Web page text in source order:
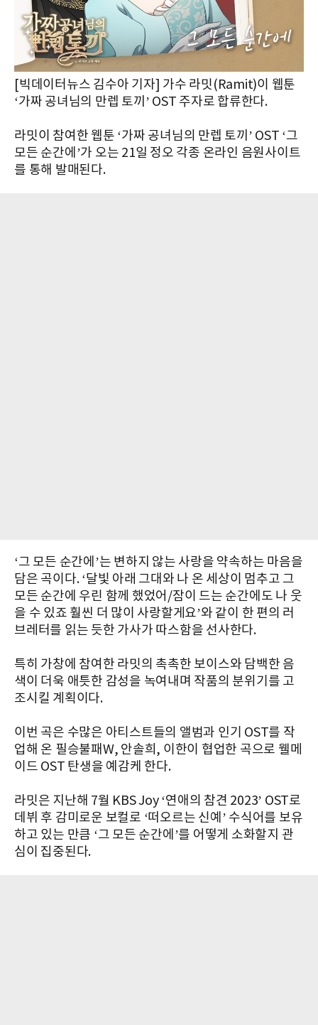
[빅데이터뉴스 김수아 기자] 가수 라밋(Ramit)이 웹툰
‘가짜 공녀님의 만렙 토끼’ OST 주자로 합류한다.
라밋이 참여한 웹툰 ‘가짜 공녀님의 만렙 토끼’ OST ‘그
모든 순간에’가 오는 21일 정오 각종 온라인 음원사이트
를 통해 발매된다.
‘그 모든 순간에’는 변하지 않는 사랑을 약속하는 마음을
담은 곡이다. ‘달빛 아래 그대와 나 온 세상이 멈추고 그
모든 순간에 우린 함께 했었어/잠이 드는 순간에도 나 웃
을 수 있죠 훨씬 더 많이 사랑할게요’와 같이 한 편의 러
브레터를 읽는 듯한 가사가 따스함을 선사한다.
특히 가창에 참여한 라밋의 촉촉한 보이스와 담백한 음
색이 더욱 애틋한 감성을 녹여내며 작품의 분위기를 고
조시킬 계획이다.
이번 곡은 수많은 아티스트들의 앨범과 인기 OST를 작
업해 온 필승불패W, 안솔희, 이한이 협업한 곡으로 웰메
이드 OST 탄생을 예감케 한다.
라밋은 지난해 7월 KBS Joy ‘연애의 참견 2023’ OST로
데뷔 후 감미로운 보컬로 ‘떠오르는 신예’ 수식어를 보유
하고 있는 만큼 ‘그 모든 순간에’를 어떻게 소화할지 관
심이 집중된다.